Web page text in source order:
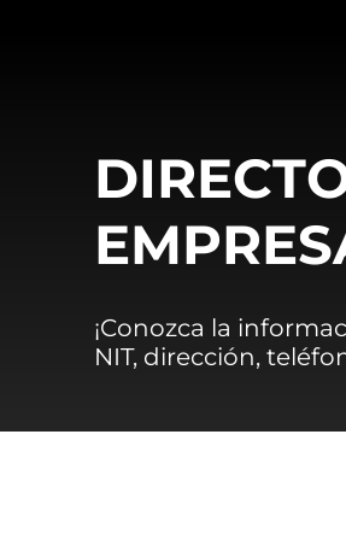
¡Conozca la
NIT, dirección,